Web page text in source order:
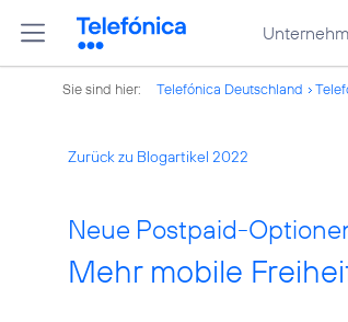
Sie sind hier: Telefónica Deutschland
Zurück zu Blogartikel 2022
Neue Postpaid-
Mehr mobile